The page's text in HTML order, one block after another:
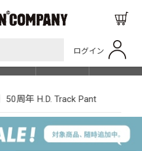
ログイン
SHOP LIST
50周年 H.D. Track Pant